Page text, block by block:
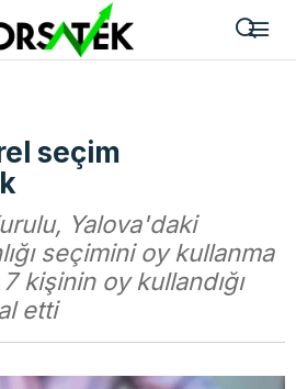
seçim
Yalova'daki
seçimini oy kullanma
kişinin oy kullandığı
etti